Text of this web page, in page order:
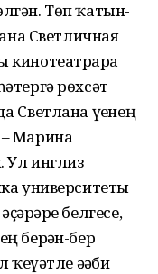
Төп ҡатын-
Светличная
рөхсәт
Светлана үҙенең
Марина
Ул инглиз
университеты
белгесе,
берҙән-бер
әҙәби